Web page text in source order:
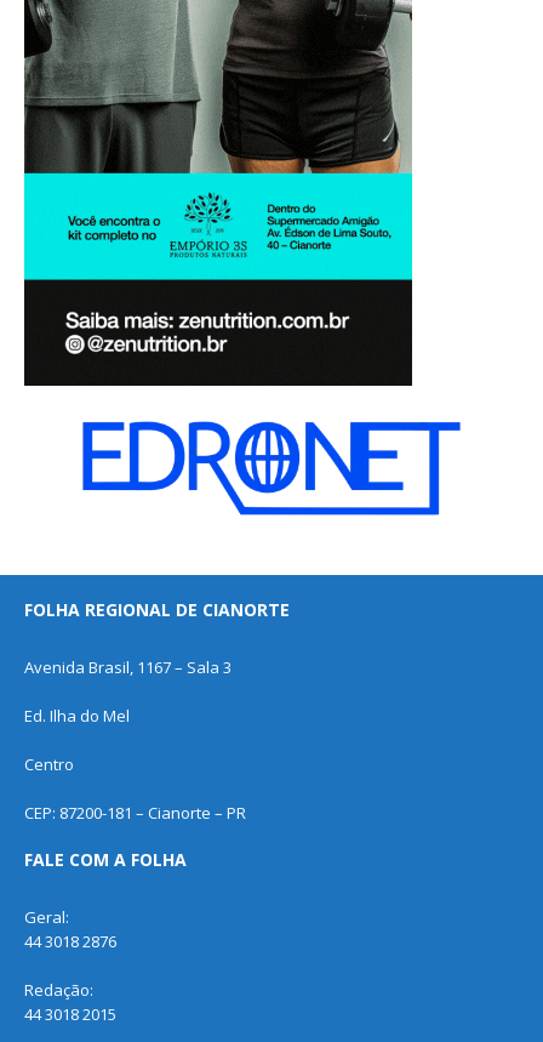
FOLHA REGIONAL DE CIANORTE
Avenida Brasil, 1167 – Sala 3
Ed. Ilha do Mel
Centro
CEP: 87200-181 – Cianorte – PR
FALE COM A FOLHA
Geral:
44 3018 2876
Redação:
44 3018 2015